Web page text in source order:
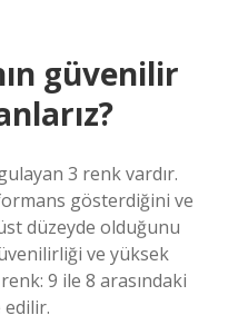
güvenilir
3 renk vardır.
gösterdiğini ve
düzeyde olduğunu
ve yüksek
9 ile 8 arasındaki